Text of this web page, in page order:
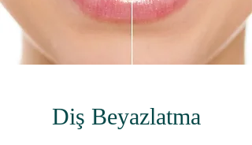
Diş Beyazlatma